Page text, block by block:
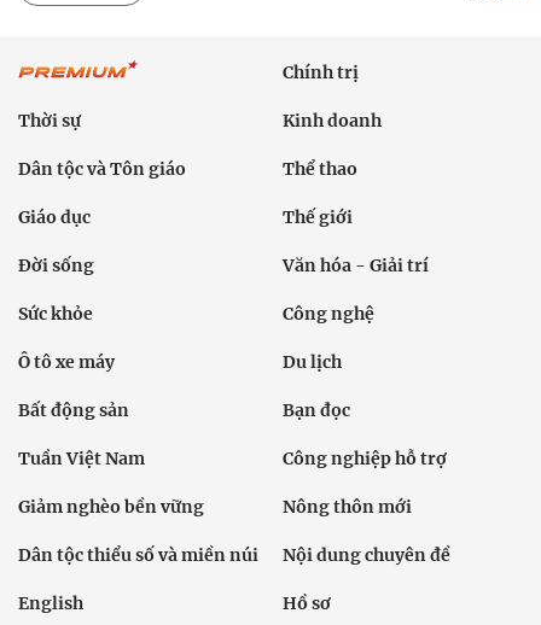
Chính trị
Thời sự Kinh doanh
Dân tộc và Tôn giáo Thể thao
Giáo dục Thế giới
Đời sống Văn hóa - Giải trí
Sức khỏe Công nghệ
Ô tô xe máy Du lịch
Bất động sản Bạn đọc
Tuần Việt Nam Công nghiệp hỗ trợ
Giảm nghèo bền vững Nông thôn mới
Dân tộc thiểu số và miền núi Nội dung chuyên đề
English Hồ sơ